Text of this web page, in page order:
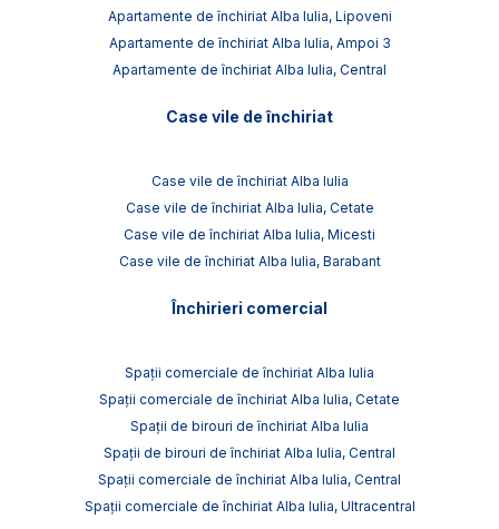
Apartamente de închiriat Alba Iulia, Lipoveni
Apartamente de închiriat Alba Iulia, Ampoi 3
Apartamente de închiriat Alba Iulia, Central
Case vile de închiriat
Case vile de închiriat Alba Iulia
Case vile de închiriat Alba Iulia, Cetate
Case vile de închiriat Alba Iulia, Micesti
Case vile de închiriat Alba Iulia, Barabant
Închirieri comercial
Spații comerciale de închiriat Alba Iulia
Spații comerciale de închiriat Alba Iulia, Cetate
Spații de birouri de închiriat Alba Iulia
Spații de birouri de închiriat Alba Iulia, Central
Spații comerciale de închiriat Alba Iulia, Central
Spații comerciale de închiriat Alba Iulia, Ultracentral